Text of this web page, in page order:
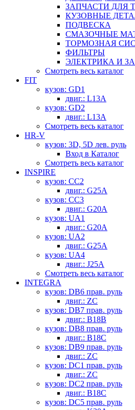
ЗАПЧАСТИ ДЛЯ
КУЗОВНЫЕ
ПОДВЕСКА
СМАЗОЧНЫЕ
ТОРМОЗНАЯ
ФИЛЬТРЫ
ЭЛЕКТРИКА И
Смотреть весь каталог
FIT
кузов: GD1
двиг.: L13A
кузов: GD2
двиг.: L13A
Смотреть весь каталог
HR-V
кузов: 3D, 5D лев. руль
Вход в Каталог
Смотреть весь каталог
INSPIRE
кузов: CC2
двиг.: G25A
кузов: CC3
двиг.: G20A
кузов: UA1
двиг.: G20A
кузов: UA2
двиг.: G25A
кузов: UA4
двиг.: J25A
Смотреть весь каталог
INTEGRA
кузов: DB6 прав. руль
двиг.: ZC
кузов: DB7 прав. руль
двиг.: B18B
кузов: DB8 прав. руль
двиг.: B18C
кузов: DB9 прав. руль
двиг.: ZC
кузов: DC1 прав. руль
двиг.: ZC
кузов: DC2 прав. руль
двиг.: B18C
кузов: DC5 прав. руль